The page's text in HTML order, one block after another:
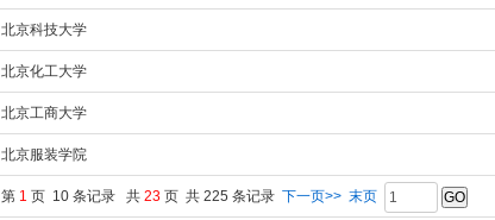
北京科技大学
北京化工大学
北京工商大学
北京服装学院
第 1 页 10 条记录 共 23 页 共 225 条记录 下一页>> 末页